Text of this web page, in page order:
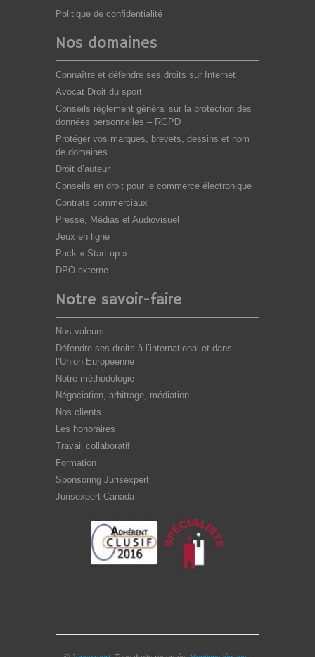
Politique de confidentialité
Nos domaines
Connaître et défendre ses droits sur Internet
Avocat Droit du sport
Conseils règlement général sur la protection des
données personnelles – RGPD
Protéger vos marques, brevets, dessins et nom
de domaines
Droit d’auteur
Conseils en droit pour le commerce électronique
Contrats commerciaux
Presse, Médias et Audiovisuel
Jeux en ligne
Pack « Start-up »
DPO externe
Notre savoir-faire
Nos valeurs
Défendre ses droits à l’international et dans
l’Union Européenne
Notre méthodologie
Négociation, arbitrage, médiation
Nos clients
Les honoraires
Travail collaboratif
Formation
Sponsoring Jurisexpert
Jurisexpert Canada